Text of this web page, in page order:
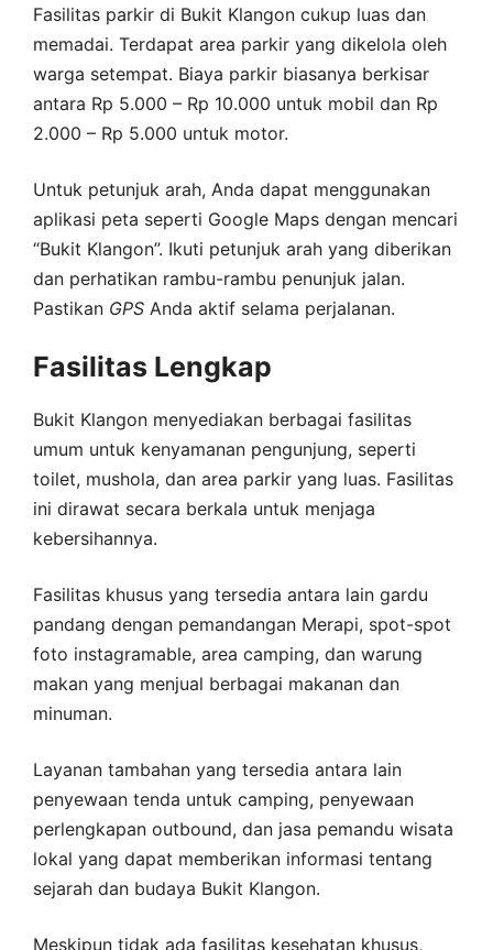
Fasilitas parkir di Bukit Klangon cukup luas dan
memadai. Terdapat area parkir yang dikelola oleh
warga setempat. Biaya parkir biasanya berkisar
antara Rp 5.000 – Rp 10.000 untuk mobil dan Rp
2.000 – Rp 5.000 untuk motor.
Untuk petunjuk arah, Anda dapat menggunakan
aplikasi peta seperti Google Maps dengan mencari
“Bukit Klangon”. Ikuti petunjuk arah yang diberikan
dan perhatikan rambu-rambu penunjuk jalan.
Pastikan GPS Anda aktif selama perjalanan.
Fasilitas Lengkap
Bukit Klangon menyediakan berbagai fasilitas
umum untuk kenyamanan pengunjung, seperti
toilet, mushola, dan area parkir yang luas. Fasilitas
ini dirawat secara berkala untuk menjaga
kebersihannya.
Fasilitas khusus yang tersedia antara lain gardu
pandang dengan pemandangan Merapi, spot-spot
foto instagramable, area camping, dan warung
makan yang menjual berbagai makanan dan
minuman.
Layanan tambahan yang tersedia antara lain
penyewaan tenda untuk camping, penyewaan
perlengkapan outbound, dan jasa pemandu wisata
lokal yang dapat memberikan informasi tentang
sejarah dan budaya Bukit Klangon.
Meskipun tidak ada fasilitas kesehatan khusus,